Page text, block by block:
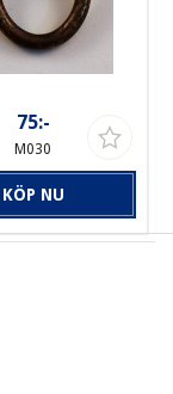
75:-
M030
KÖP NU